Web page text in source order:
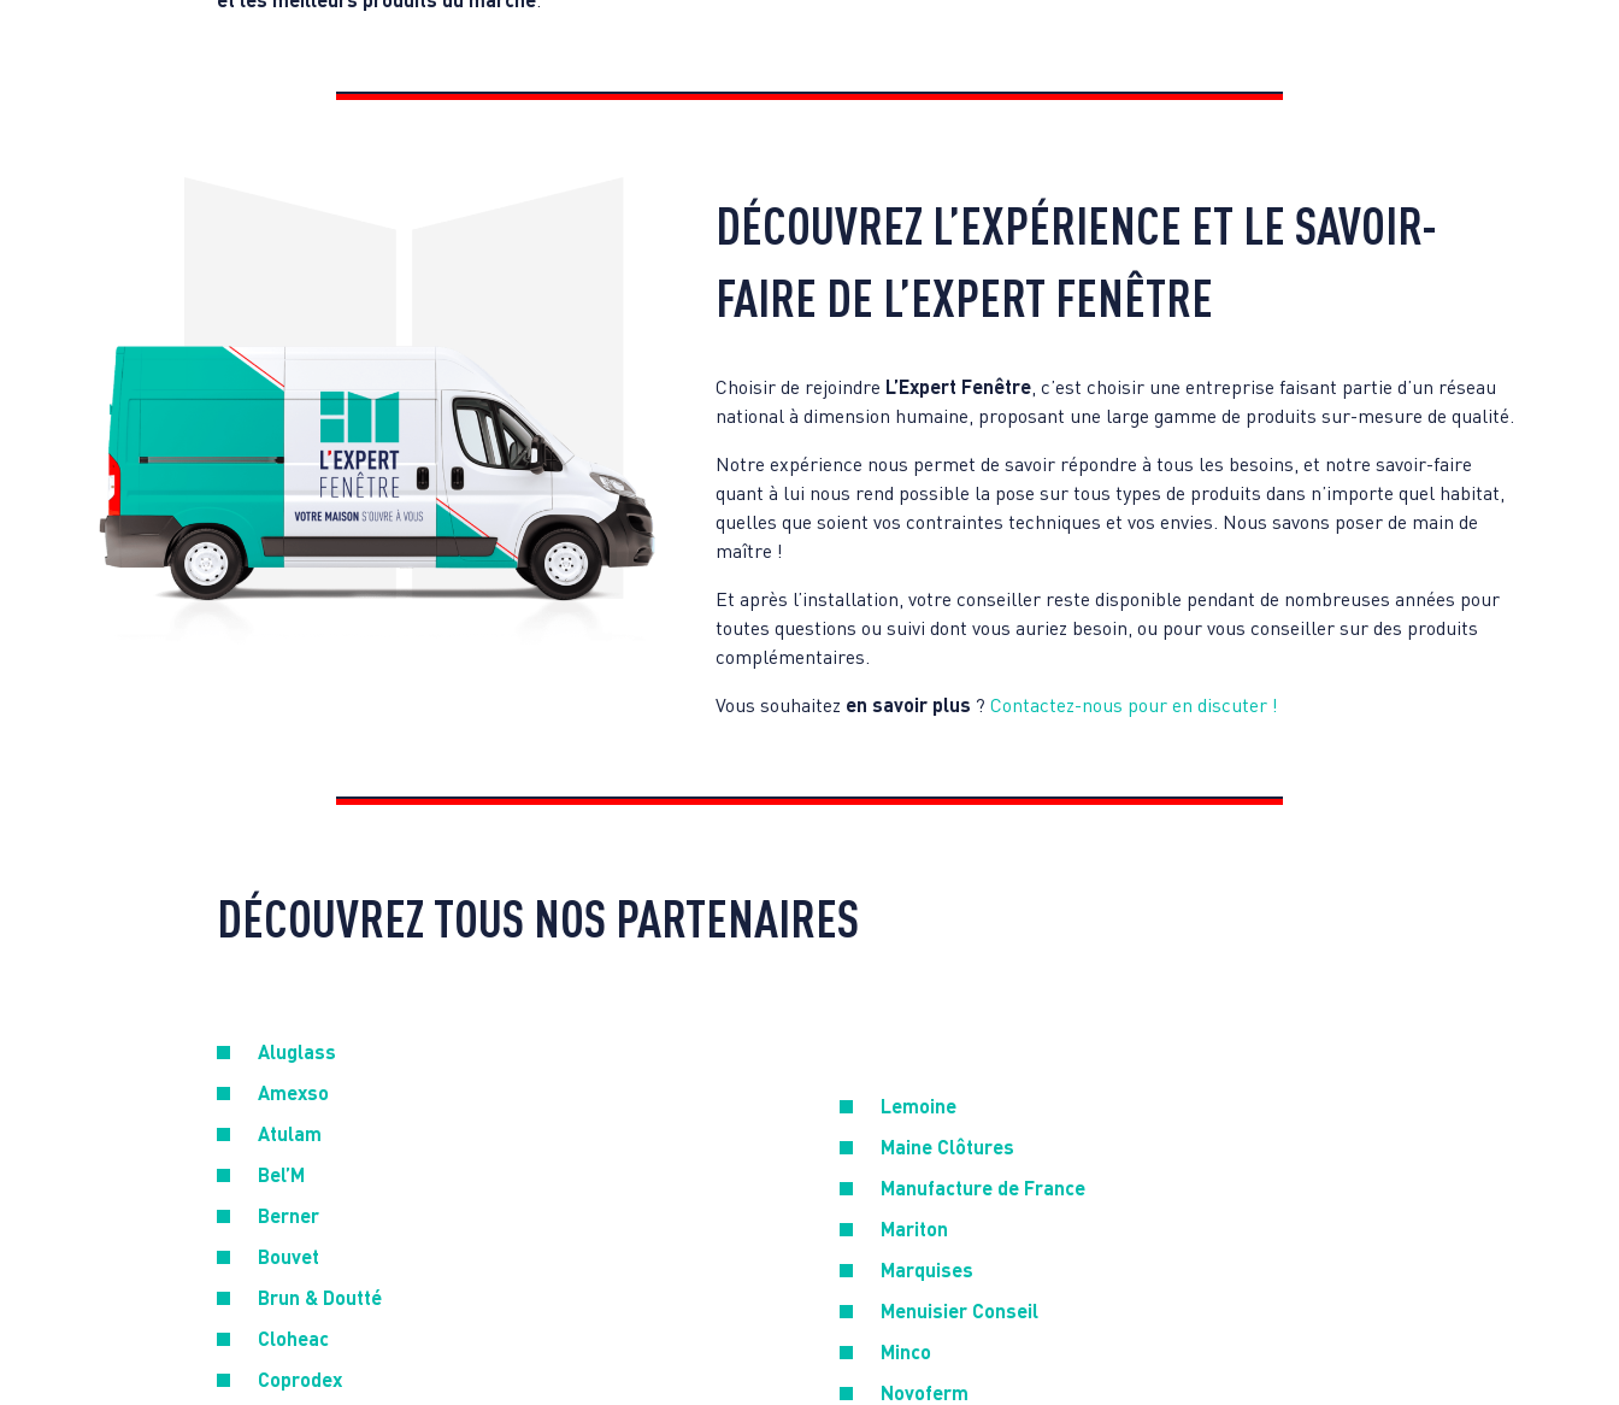
DÉCOUVREZ L’EXPÉRIENCE ET LE SAVOIR-
FAIRE DE L’EXPERT FENÊTRE
Choisir de rejoindre L’Expert Fenêtre , c’est choisir une entreprise faisant partie d’un réseau
national à dimension humaine, proposant une large gamme de produits sur-mesure de qualité.
Notre expérience nous permet de savoir répondre à tous les besoins, et notre savoir-faire
quant à lui nous rend possible la pose sur tous types de produits dans n’importe quel habitat,
quelles que soient vos contraintes techniques et vos envies. Nous savons poser de main de
maître !
Et après l’installation, votre conseiller reste disponible pendant de nombreuses années pour
toutes questions ou suivi dont vous auriez besoin, ou pour vous conseiller sur des produits
complémentaires.
Vous souhaitez en savoir plus ?Contactez-nous pour en discuter !
DÉCOUVREZ TOUS NOS PARTENAIRES
Aluglass
Amexso
Atulam
Bel’M
Berner
Bouvet
Brun & Doutté
Cloheac
Coprodex
Lemoine
Maine Clôtures
Manufacture de France
Mariton
Marquises
Menuisier Conseil
Minco
Novoferm